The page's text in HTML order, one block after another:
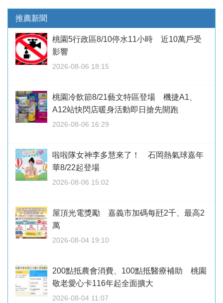
推薦新聞
桃園5行政區8/10停水11小時 近10萬戶受
影響
2026-08-06 18:15
桃園冷飲節8/21藝文特區登場 機捷A1、
A12站快閃店暖身活動即日搶先開跑
2026-08-06 16:29
啦啦隊女神李多慧來了！ 石岡熱氣球嘉年
華8/22起登場
2026-08-06 15:02
屋頂光電獎勵 嘉義市加碼每瓩2千、最高2
萬
2026-08-04 19:10
200點抵農會消費、100點抵醫療補助 桃園
敬老愛心卡116年起全面擴大
2026-08-04 11:07